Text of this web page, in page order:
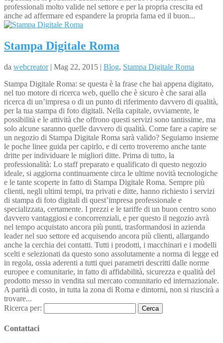
professionali molto valide nel settore e per la propria crescita ed
anche ad affermare ed espandere la propria fama ed il buon...
Stampa Digitale Roma
da webcreator| Mag 22, 2015 | Blog, Stampa Digitale Roma
Stampa Digitale Roma: se questa è la frase che hai appena digitato,
nel tuo motore di ricerca web, quello che è sicuro è che sarai alla
ricerca di un’impresa o di un punto di riferimento davvero di qualità,
per la tua stampa di foto digitali. Nella capitale, ovviamente, le
possibilità e le attività che offrono questi servizi sono tantissime, ma
solo alcune saranno quelle davvero di qualità. Come fare a capire se
un negozio di Stampa Digitale Roma sarà valido? Seguiamo insieme
le poche linee guida per capirlo, e di certo troveremo anche tante
dritte per individuare le migliori ditte. Prima di tutto, la
professionalità: Lo staff preparato e qualificato di questo negozio
ideale, si aggiorna continuamente circa le ultime novità tecnologiche
e le tante scoperte in fatto di Stampa Digitale Roma. Sempre più
clienti, negli ultimi tempi, tra privati e ditte, hanno richiesto i servizi
di stampa di foto digitali di quest’impresa professionale e
specializzata, certamente. I prezzi e le tariffe di un buon centro sono
davvero vantaggiosi e concorrenziali, e per questo il negozio avrà
nel tempo acquistato ancora più punti, trasformandosi in azienda
leader nel suo settore ed acquisendo ancora più clienti, allargando
anche la cerchia dei contatti. Tutti i prodotti, i macchinari e i modelli
scelti e selezionati da questo sono assolutamente a norma di legge ed
in regola, ossia aderenti a tutti quei parametri descritti dalle norme
europee e comunitarie, in fatto di affidabilità, sicurezza e qualità del
prodotto messo in vendita sul mercato comunitario ed internazionale.
A parità di costo, in tutta la zona di Roma e dintorni, non si riuscirà a
trovare...
Ricerca per:
Contattaci